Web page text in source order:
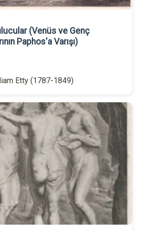
(Venüs ve Genç
Paphos'a Varışı)
Etty (1787-1849)